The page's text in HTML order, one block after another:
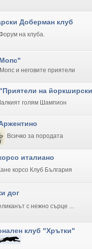
Доберман клуб
на клуба.
Мопс и неговите приятели
на
голям Шампион
Всичко за породата
италиано
корсо Клуб България
дог
с нежно сърце ...
клуб "Хрътки"